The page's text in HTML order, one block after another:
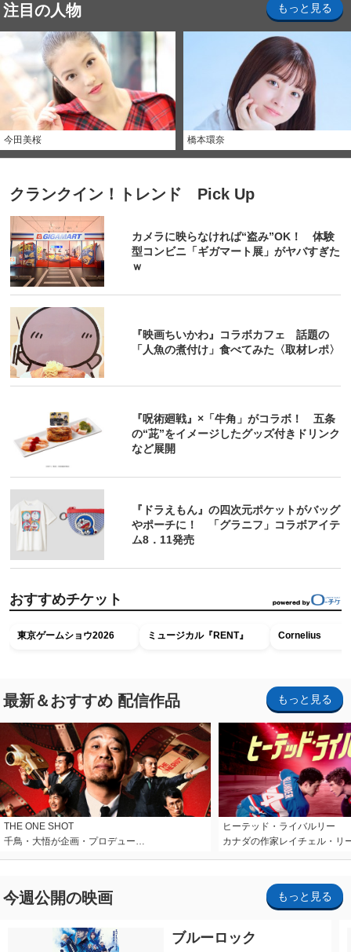
注目の人物 もっと見る
今田美桜 橋本環奈
クランクイン！トレンド Pick Up
カメラに映らなければ“盗み”OK！ 体験
型コンビニ「ギガマート展」がヤバすぎた
ｗ
『映画ちいかわ』コラボカフェ 話題の
「人魚の煮付け」食べてみた〈取材レポ〉
『呪術廻戦』×「牛角」がコラボ！ 五条
の“茈”をイメージしたグッズ付きドリンク
など展開
『ドラえもん』の四次元ポケットがバッグ
やポーチに！ 「グラニフ」コラボアイテ
ム8．11発売
おすすめチケット
東京ゲームショウ2026 ミュージカル『RENT』 Cornelius
最新＆おすすめ 配信作品 もっと見る
THE ONE SHOT
千鳥・大悟が企画・プロデュー…
ヒーテッド・ライバルリー
カナダの作家レイチェル・リ
今週公開の映画 もっと見る
ブルーロック